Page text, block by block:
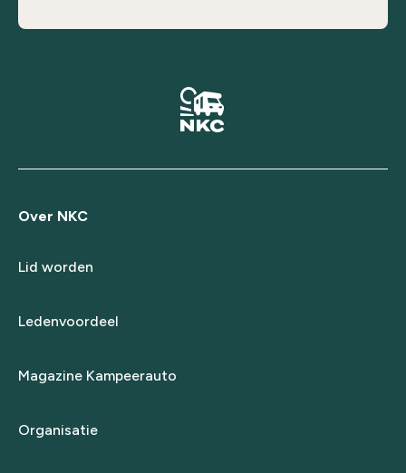
Over NKC
Lid worden
Ledenvoordeel
Magazine Kampeerauto
Organisatie